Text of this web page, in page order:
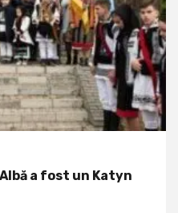
a fost un Katyn